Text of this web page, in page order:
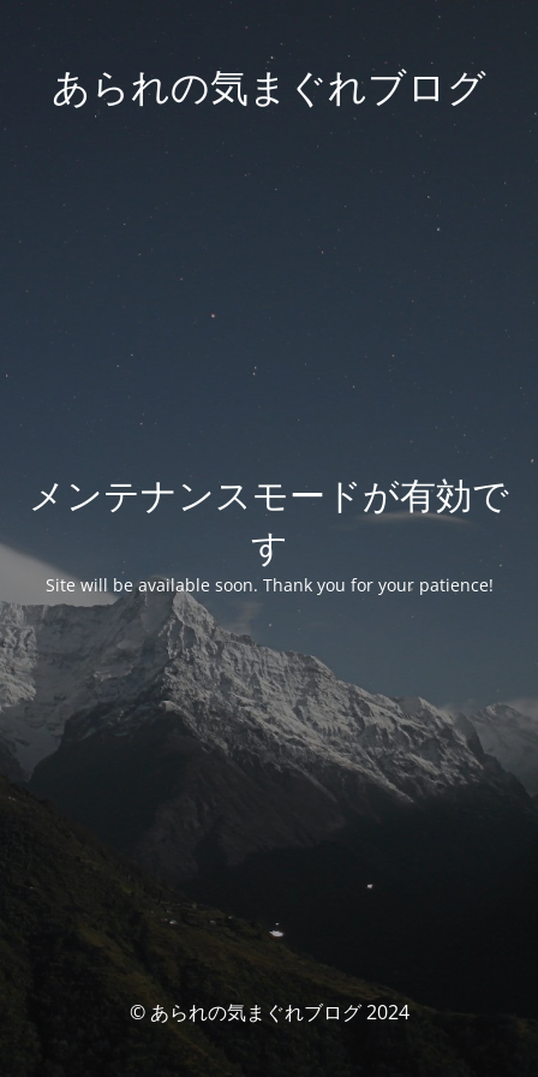
あられの気まぐれブログ
メンテナンスモードが有効で
す
Site will be available soon. Thank you for your patience!
© あられの気まぐれブログ 2024